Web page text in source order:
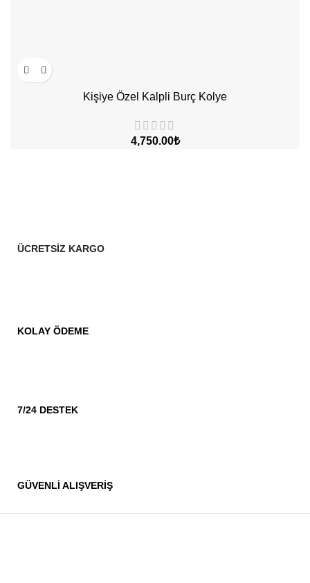
Kişiye Özel Kalpli Burç Kolye
4,750.00₺
ÜCRETSİZ KARGO
KOLAY ÖDEME
7/24 DESTEK
GÜVENLİ ALIŞVERİŞ